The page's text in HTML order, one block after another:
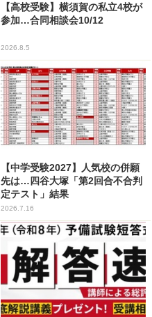
【高校受験】横須賀の私立4校が
参加…合同相談会10/12
2026.8.5
【中学受験2027】人気校の併願
先は…四谷大塚「第2回合不合判
定テスト」結果
2026.7.16